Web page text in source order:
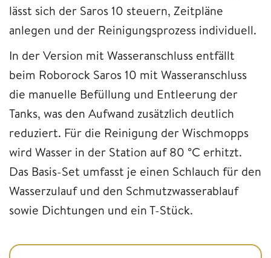
lässt sich der Saros 10 steuern, Zeitpläne
anlegen und der Reinigungsprozess individuell.
In der Version mit Wasseranschluss entfällt
beim Roborock Saros 10 mit Wasseranschluss
die manuelle Befüllung und Entleerung der
Tanks, was den Aufwand zusätzlich deutlich
reduziert. Für die Reinigung der Wischmopps
wird Wasser in der Station auf 80 °C erhitzt.
Das Basis-Set umfasst je einen Schlauch für den
Wasserzulauf und den Schmutzwasserablauf
sowie Dichtungen und ein T-Stück.